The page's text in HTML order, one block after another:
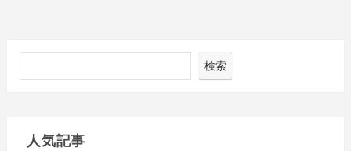
検索
人気記事